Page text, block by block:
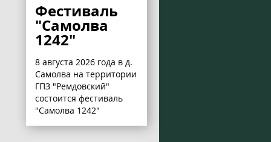
Фестиваль
"Самолва
1242"
8 августа 2026 года в д.
Самолва на территории
ГПЗ "Ремдовский"
состоится фестиваль
"Самолва 1242"